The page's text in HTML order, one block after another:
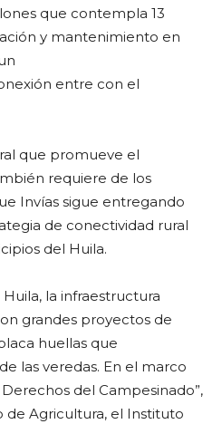
que contempla 13
y mantenimiento en
entre con el
que promueve el
requiere de los
Invías sigue entregando
de conectividad rural
del Huila.
la infraestructura
grandes proyectos de
huellas que
las veredas. En el marco
del Campesinado”,
de Agricultura, el Instituto